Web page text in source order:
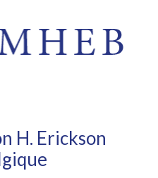
H. Erickson